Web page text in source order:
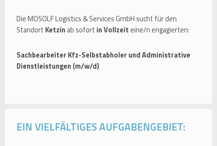
Die MOSOLF Logistics & Services GmbH sucht für den
Standort Ketzin ab sofort in Vollzeit eine/n engagierten:
Sachbearbeiter Kfz-Selbstabholer und Administrative
Dienstleistungen (m/w/d)
EIN VIELFÄLTIGES AUFGABENGEBIET: